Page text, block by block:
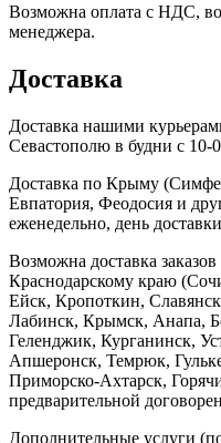
Возможна оплата с НДС,
менеджера.
Доставка
Доставка нашими
Севастополю в будни с 10-
Доставка по Крыму
Евпатория, Феодосия и
еженедельно, день
Возможна доставка
Краснодарскому краю
Ейск, Кропоткин,
Лабинск, Крымск, Анапа,
Геленджик, Курганинск,
Апшеронск, Темрюк,
Приморско-Ахтарск,
предварительной
Дополнительные услуги